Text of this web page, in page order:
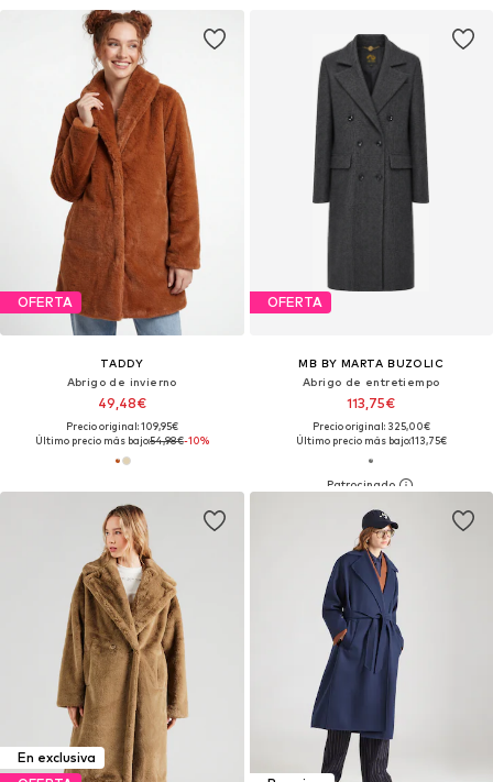
OFERTA
TADDY
Abrigo de invierno
49,48€
Precio original: 109,95€
Último precio más bajo:54,98€-10%
OFERTA
MB BY MARTA BUZOLIC
Abrigo de entretiempo
113,75€
Precio original: 325,00€
Último precio más bajo:113,75€
En exclusiva